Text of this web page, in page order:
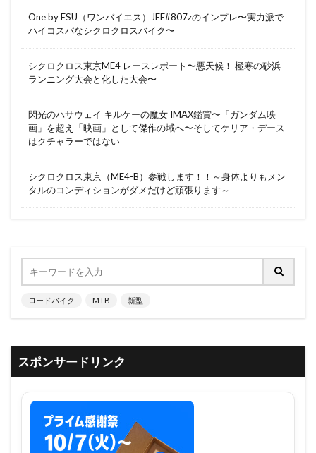
One by ESU（ワンバイエス）JFF#807zのインプレ〜実力派で
ハイコスパなシクロクロスバイク〜
シクロクロス東京ME4 レースレポート〜悪天候！ 極寒の砂浜
ランニング大会と化した大会〜
閃光のハサウェイ キルケーの魔女 IMAX鑑賞〜「ガンダム映
画」を超え「映画」として傑作の域へ〜そしてケリア・デース
はクチャラーではない
シクロクロス東京（ME4-B）参戦します！！～身体よりもメン
タルのコンディションがダメだけど頑張ります～
ロードバイク MTB 新型
スポンサードリンク